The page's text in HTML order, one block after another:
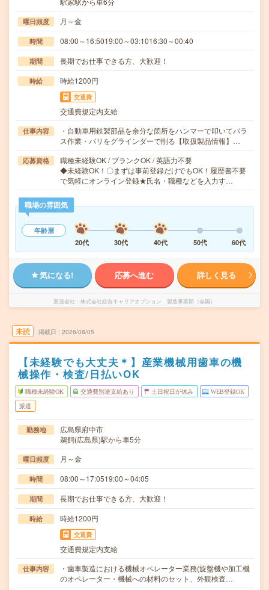
曜日頻度 月～金
時間 08:00～16:5019:00～03:1016:30～00:40
期間 長期でお仕事できる方、大歓迎！
時給 時給1200円
交通費
交通費規定内支給
仕事内容
・自動車用鉄製部品を余分な箇所をハンマーで叩いてバラ
ス作業・バリをグラインダーで削る【取扱製品情報】…
応募資格
職種未経験OK / ブランクOK / 英語力不要
◆未経験OK！〇まずは事前登録だけでもOK！履歴書不要
で気軽にオンライン登録★氏名・職種などを入力す…
職場の雰囲気
年齢層
20代
30代 40代 50代 60代
気になる! 応募へ進む 詳しく見る
派遣会社 株式会社綜合キャリアオプション 製造事業部（全国）
未読 掲載日 2026/08/05
【未経験でも大丈夫＊】産業機械用歯車の機
械操作・検査/日払いOK
職種未経験OK 交通費別途支給あり 土日祝日が休み WEB登録OK
派遣
勤務地
広島県府中市
鵜飼(広島県)駅から車5分
曜日頻度 月～金
時間 08:00～17:0519:00～04:05
期間 長期でお仕事できる方、大歓迎！
時給 時給1200円
交通費
交通費規定内支給
仕事内容
・歯車製造における機械オペレーター業務(旋盤機や加工機
のオペレーター・機械への材料のセット、外観検査…